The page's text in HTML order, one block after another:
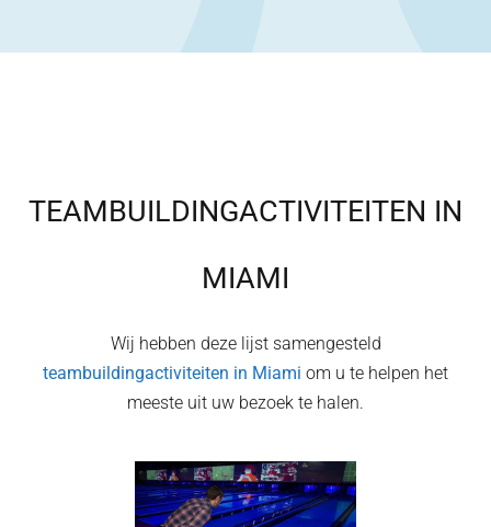
TEAMBUILDINGACTIVITEITEN IN
MIAMI
Wij hebben deze lijst samengesteld
teambuildingactiviteiten in Miami om u te helpen het
meeste uit uw bezoek te halen.